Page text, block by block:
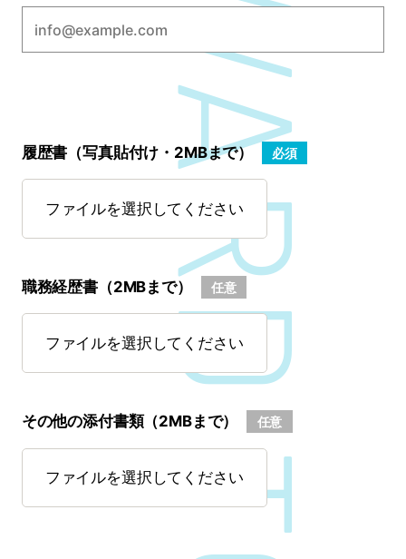
履歴書（写真貼付け・2MBまで） 必須
ファイルを選択してください
職務経歴書（2MBまで） 任意
ファイルを選択してください
その他の添付書類（2MBまで） 任意
ファイルを選択してください